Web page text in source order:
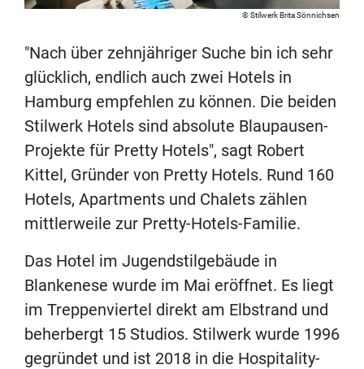
Stilwerk Brita Sönnichsen
"Nach über zehnjähriger Suche bin ich sehr
glücklich, endlich auch zwei Hotels in
Hamburg empfehlen zu können. Die beiden
Stilwerk Hotels sind absolute Blaupausen-
Projekte für Pretty Hotels", sagt Robert
Kittel, Gründer von Pretty Hotels. Rund 160
Hotels, Apartments und Chalets zählen
mittlerweile zur Pretty-Hotels-Familie.
Das Hotel im Jugendstilgebäude in
Blankenese wurde im Mai eröffnet. Es liegt
im Treppenviertel direkt am Elbstrand und
beherbergt 15 Studios. Stilwerk wurde 1996
gegründet und ist 2018 in die Hospitality-